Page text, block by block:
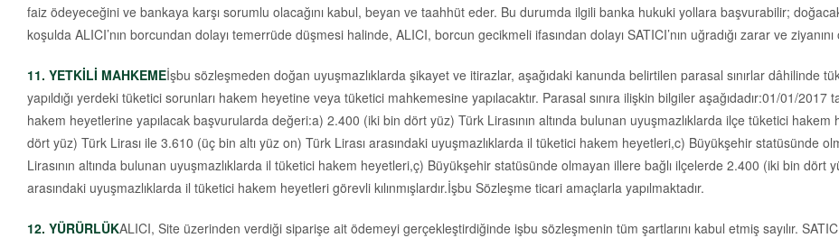
faiz ödeyeceğini ve bankaya karşı sorumlu olacağını kabul, beyan ve taahhüt eder. Bu durumda ilgili banka hukuki yollara başvurabilir;
koşulda ALICI’nın borcundan dolayı temerrüde düşmesi halinde, ALICI, borcun gecikmeli ifasından dolayı SATICI’nın uğradığı zarar ve
11. YETKİLİ MAHKEMEİşbu sözleşmeden doğan uyuşmazlıklarda şikayet ve itirazlar, aşağıdaki kanunda belirtilen parasal sınırlar dâhilinde
yapıldığı yerdeki tüketici sorunları hakem heyetine veya tüketici mahkemesine yapılacaktır. Parasal sınıra ilişkin bilgiler aşağıdadır:01/01/
hakem heyetlerine yapılacak başvurularda değeri:a) 2.400 (iki bin dört yüz) Türk Lirasının altında bulunan uyuşmazlıklarda ilçe tüketici
dört yüz) Türk Lirası ile 3.610 (üç bin altı yüz on) Türk Lirası arasındaki uyuşmazlıklarda il tüketici hakem heyetleri,c) Büyükşehir statüsünde
Lirasının altında bulunan uyuşmazlıklarda il tüketici hakem heyetleri,ç) Büyükşehir statüsünde olmayan illere bağlı ilçelerde 2.400 (iki bin dört
arasındaki uyuşmazlıklarda il tüketici hakem heyetleri görevli kılınmışlardır.İşbu Sözleşme ticari amaçlarla yapılmaktadır.
12. YÜRÜRLÜKALICI, Site üzerinden verdiği siparişe ait ödemeyi gerçekleştirdiğinde işbu sözleşmenin tüm şartlarını kabul etmiş sayılır.